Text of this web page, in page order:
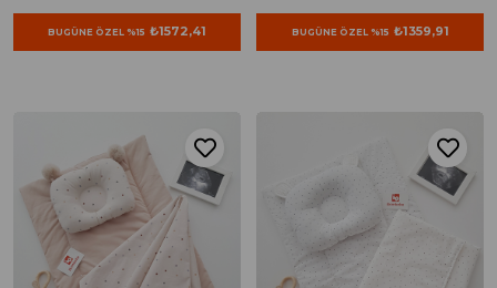
BUGÜNE ÖZEL %15 ₺1572,41 BUGÜNE ÖZEL %15 ₺1359,91